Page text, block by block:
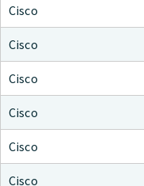
Cisco
Cisco
Cisco
Cisco
Cisco
Cisco